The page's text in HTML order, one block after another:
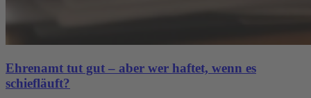
Ehrenamt tut gut – aber wer haftet, wenn es
schiefläuft?